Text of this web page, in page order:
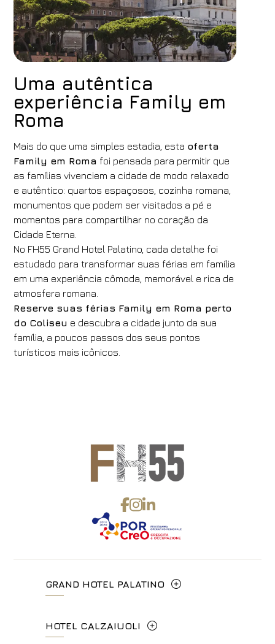
Uma autêntica
experiência Family em
Roma
Mais do que uma simples estadia, esta oferta
Family em Roma foi pensada para permitir que
as famílias vivenciem a cidade de modo relaxado
e autêntico: quartos espaçosos, cozinha romana,
monumentos que podem ser visitados a pé e
momentos para compartilhar no coração da
Cidade Eterna.
No FH55 Grand Hotel Palatino, cada detalhe foi
estudado para transformar suas férias em família
em uma experiência cômoda, memorável e rica de
atmosfera romana.
Reserve suas férias Family em Roma perto
do Coliseu e descubra a cidade junto da sua
família, a poucos passos dos seus pontos
turísticos mais icônicos.
GRAND HOTEL PALATINO
+39 06 4814927
HOTEL CALZAIUOLI